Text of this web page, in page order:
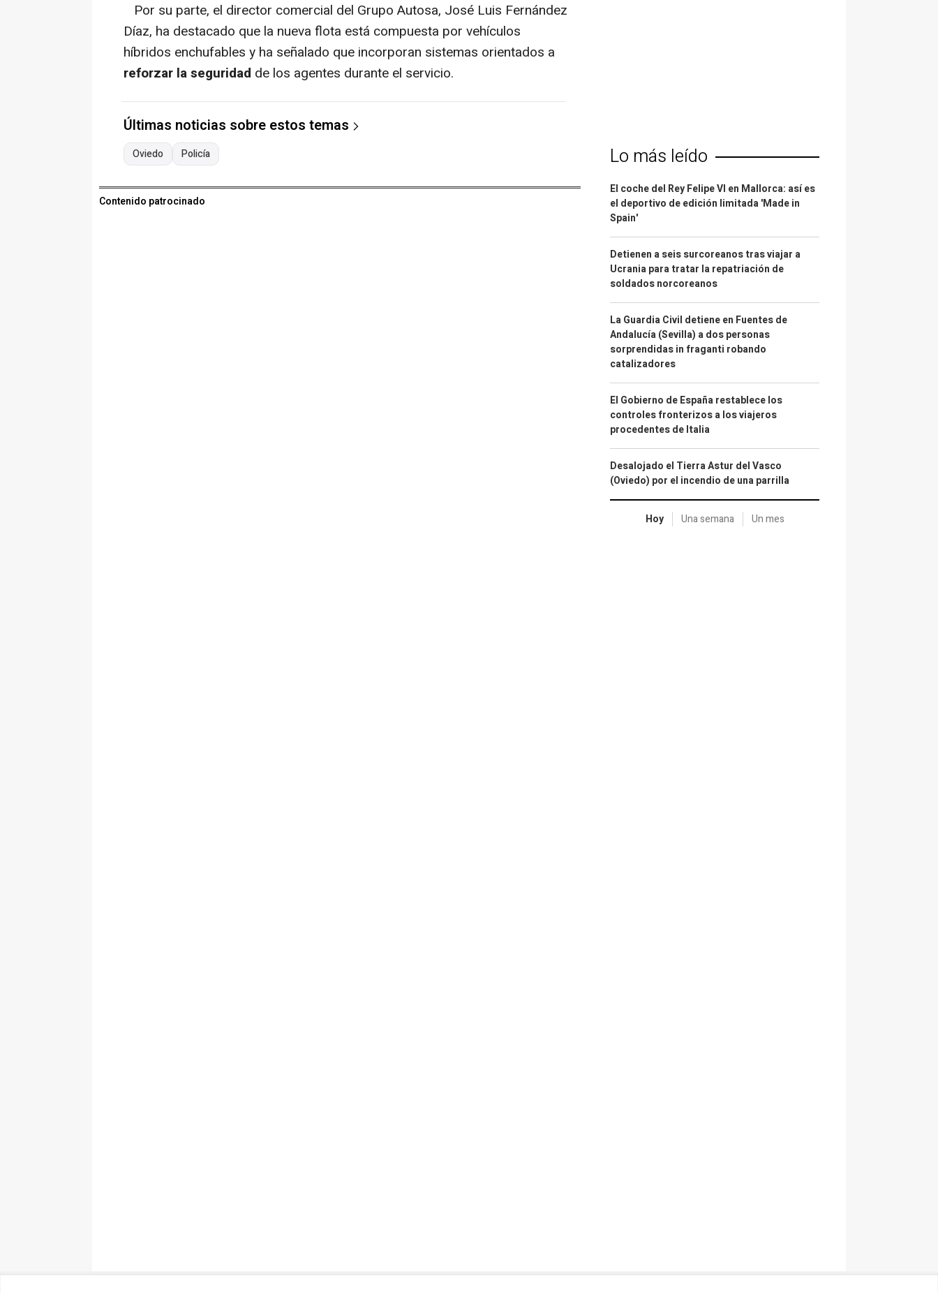
Por su parte, el director comercial del Grupo Autosa, José Luis Fernández
Díaz, ha destacado que la nueva flota está compuesta por vehículos
híbridos enchufables y ha señalado que incorporan sistemas orientados a
reforzar la seguridad de los agentes durante el servicio.
Últimas noticias sobre estos temas
Oviedo Policía
Contenido patrocinado
Lo más leído
El coche del Rey Felipe VI en Mallorca: así es
el deportivo de edición limitada 'Made in
Spain'
Detienen a seis surcoreanos tras viajar a
Ucrania para tratar la repatriación de
soldados norcoreanos
La Guardia Civil detiene en Fuentes de
Andalucía (Sevilla) a dos personas
sorprendidas in fraganti robando
catalizadores
El Gobierno de España restablece los
controles fronterizos a los viajeros
procedentes de Italia
Desalojado el Tierra Astur del Vasco
(Oviedo) por el incendio de una parrilla
Hoy Una semana Un mes